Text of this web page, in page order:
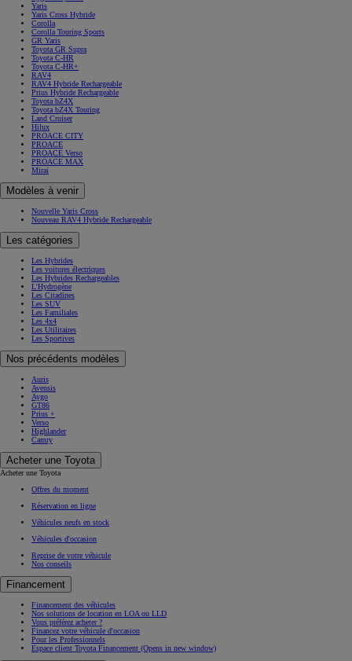
Yaris
Yaris Cross Hybride
Corolla
Corolla Touring Sports
GR Yaris
Toyota GR Supra
Toyota C-HR
Toyota C-HR+
RAV4
RAV4 Hybride Rechargeable
Prius Hybride Rechargeable
Toyota bZ4X
Toyota bZ4X Touring
Land Cruiser
Hilux
PROACE CITY
PROACE
PROACE Verso
PROACE MAX
Mirai
Modèles à venir
Nouvelle Yaris Cross
Nouveau RAV4 Hybride Rechargeable
Les catégories
Les Hybrides
Les voitures électriques
Les Hybrides Rechargeables
L'Hydrogène
Les Citadines
Les SUV
Les Familiales
Les 4x4
Les Utilitaires
Les Sportives
Nos précédents modèles
Auris
Avensis
Aygo
GT86
Prius +
Verso
Highlander
Camry
Acheter une Toyota
Acheter une Toyota
Offres du moment
Réservation en ligne
Véhicules neufs en stock
Véhicules d'occasion
Reprise de votre véhicule
Nos conseils
Financement
Financement des véhicules
Nos solutions de location en LOA ou LLD
Vous préférez acheter ?
Financez votre véhicule d'occasion
Pour les Professionnels
Espace client Toyota Financement (Opens in new window)